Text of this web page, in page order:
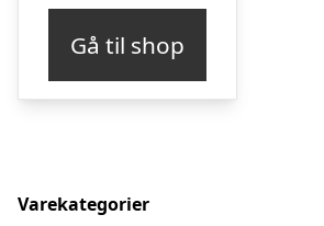
Gå til shop
Varekategorier